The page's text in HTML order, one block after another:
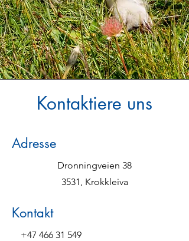
Kontaktiere uns
Adresse
Dronningveien 38
3531, Krokkleiva
Kontakt
+47 466 31 549